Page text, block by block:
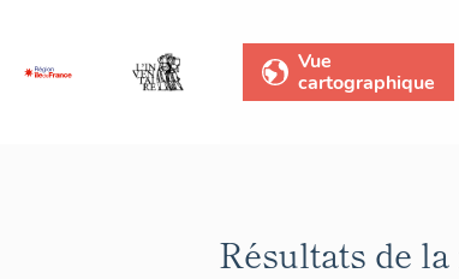
Vue
cartographique
Résultats de